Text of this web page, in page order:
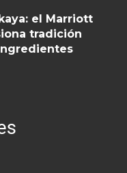
el Marriott
tradición